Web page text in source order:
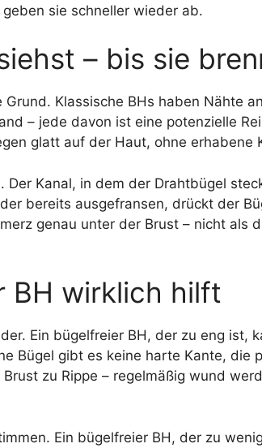
sie schneller wieder ab.
– bis sie
Klassische BHs haben Nähte
– jede davon ist eine potenzielle
glatt auf der Haut, ohne erhabene
Der Kanal, in dem der Drahtbügel
bereits ausgefransen, drückt der
genau unter der Brust – nicht als
BH wirklich hilft
Ein bügelfreier BH, der zu eng ist,
Bügel gibt es keine harte Kante, die
zu Rippe – regelmäßig wund
Ein bügelfreier BH, der zu